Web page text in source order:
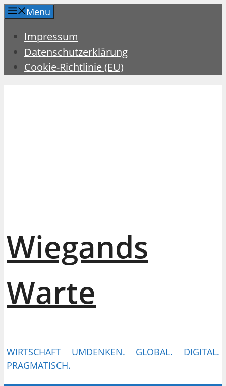
Zum
springen
Menu
Impressum
Datenschutzerklärung
Cookie-Richtlinie (EU)
Wiegands
Warte
WIRTSCHAFT UMDENKEN. GLOBAL. DIGITAL.
PRAGMATISCH.